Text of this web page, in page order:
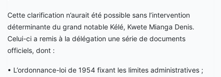
Cette clarification n’aurait été possible sans l’intervention
déterminante du grand notable Kélé, Kwete Mianga Denis.
Celui-ci a remis à la délégation une série de documents
officiels, dont :
• L’ordonnance-loi de 1954 fixant les limites administratives ;